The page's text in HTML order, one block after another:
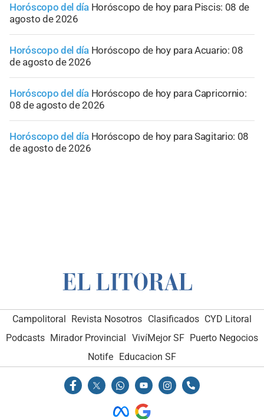
Horóscopo del día Horóscopo de hoy para Piscis: 08 de
agosto de 2026
Horóscopo del día Horóscopo de hoy para Acuario: 08
de agosto de 2026
Horóscopo del día Horóscopo de hoy para Capricornio:
08 de agosto de 2026
Horóscopo del día Horóscopo de hoy para Sagitario: 08
de agosto de 2026
Campolitoral Revista Nosotros Clasificados CYD Litoral
Podcasts Mirador Provincial VivíMejor SF Puerto Negocios
Notife Educacion SF